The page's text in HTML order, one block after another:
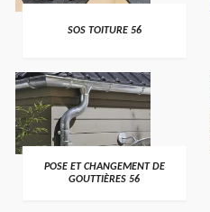
>
SOS TOITURE 56
>
POSE ET CHANGEMENT DE
GOUTTIÈRES 56